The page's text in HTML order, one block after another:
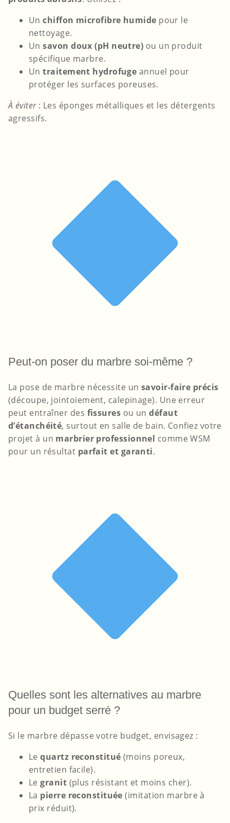
Unchiffon microfibre humide pour le
nettoyage.
Unsavon doux (pH neutre) ou un produit
spécifique marbre.
Untraitement hydrofuge annuel pour
protéger les surfaces poreuses.
À éviter: Les éponges métalliques et les détergents
agressifs.
Peut-on poser du marbre soi-même ?
La pose de marbre nécessite un savoir-faire précis
(découpe, jointoiement, calepinage). Une erreur
peut entraîner des fissures ou undéfaut
d’étanchéité, surtout en salle de bain. Confiez votre
projet à un marbrier professionnel comme WSM
pour un résultat parfait et garanti.
Quelles sont les alternatives au marbre
pour un budget serré ?
Si le marbre dépasse votre budget, envisagez :
Lequartz reconstitué (moins poreux,
entretien facile).
Legranit (plus résistant et moins cher).
La pierre reconstituée (imitation marbre à
prix réduit).